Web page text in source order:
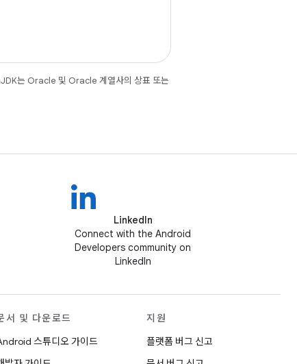
는 Oracle 및 Oracle 계열사의 상표 또는
LinkedIn
Connect with the Android
Developers community on
LinkedIn
서 및 다운로드
스튜디오 가이드
지원
플랫폼 버그 신고